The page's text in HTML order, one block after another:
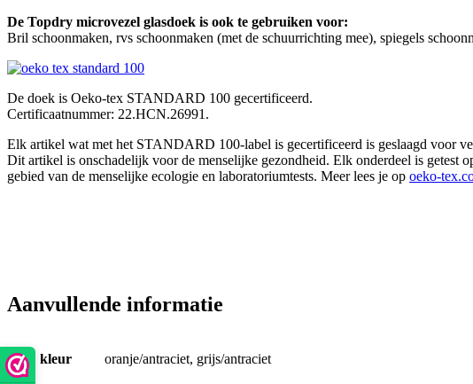
De Topdry microvezel glasdoek is ook te gebruiken voor:
Bril schoonmaken, rvs schoonmaken (met de schuurrichting mee), spiegels
De doek is Oeko-tex STANDARD 100 gecertificeerd.
Certificaatnummer: 22.HCN.26991.
Elk artikel wat met het STANDARD 100-label is gecertificeerd is geslaagd voor
Dit artikel is onschadelijk voor de menselijke gezondheid. Elk onderdeel is getest
gebied van de menselijke ecologie en laboratoriumtests. Meer lees je op oeko-
Aanvullende informatie
kleur oranje/antraciet, grijs/antraciet